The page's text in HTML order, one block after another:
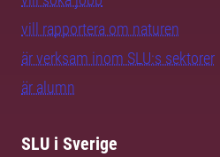
vill rapportera om naturen
är verksam inom SLU:s sektorer
är alumn
SLU i Sverige